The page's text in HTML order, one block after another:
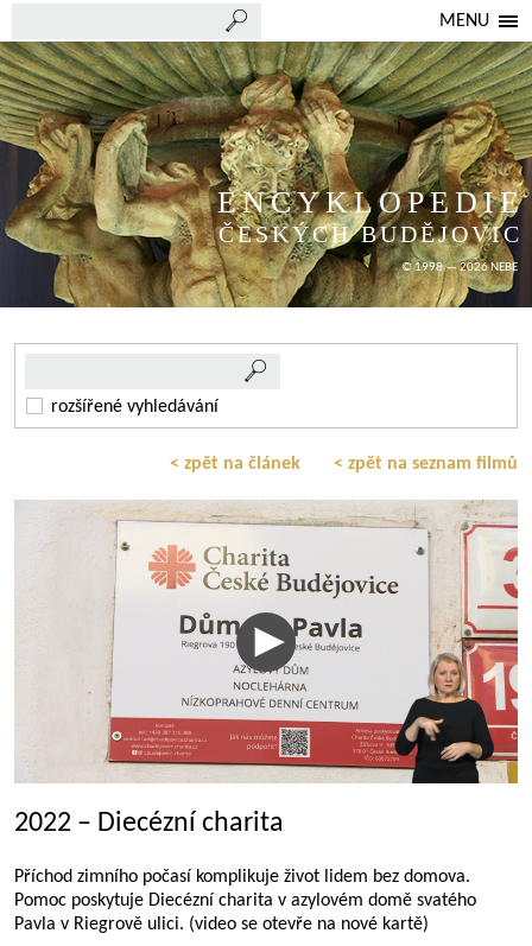
MENU
ENCYKLOPEDIE
ČESKÝCH BUDĚJOVIC
© 1998 — 2026 NEBE
rozšířené vyhledávání
< zpět na článek < zpět na seznam filmů
2022 – Diecézní charita
Příchod zimního počasí komplikuje život lidem bez domova.
Pomoc poskytuje Diecézní charita v azylovém domě svatého
Pavla v Riegrově ulici. (video se otevře na nové kartě)